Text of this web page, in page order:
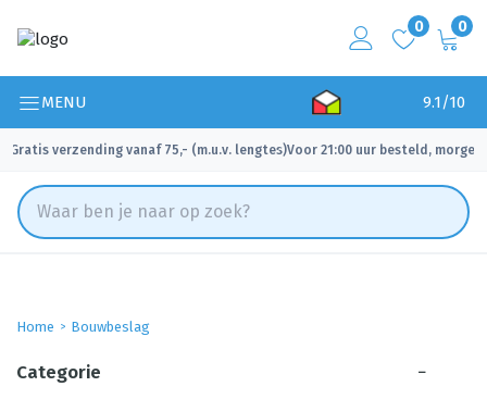
0 0
MENU 9.1/10
Gratis verzending vanaf 75,- (m.u.v. lengtes)
✓ Voor 21:00 uur besteld, morgen
Home Bouwbeslag
Categorie −